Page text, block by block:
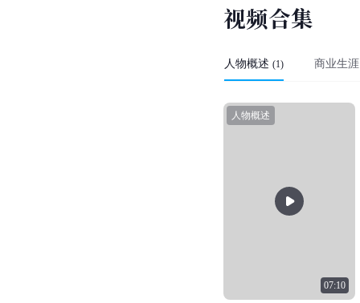
视频合集
人物概述 (1) 商业生涯
07:10
人物概述